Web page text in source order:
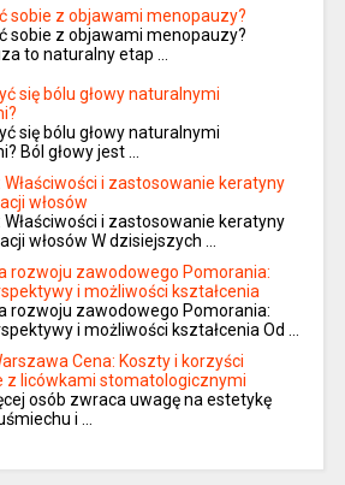
sobie z objawami menopauzy?
sobie z objawami menopauzy?
to naturalny etap …
się bólu głowy naturalnymi
się bólu głowy naturalnymi
Ból głowy jest …
Właściwości i zastosowanie keratyny
włosów
Właściwości i zastosowanie keratyny
włosów W dzisiejszych …
rozwoju zawodowego Pomorania:
i możliwości kształcenia
rozwoju zawodowego Pomorania:
i możliwości kształcenia Od …
Cena: Koszty i korzyści
z licówkami stomatologicznymi
osób zwraca uwagę na estetykę
i …